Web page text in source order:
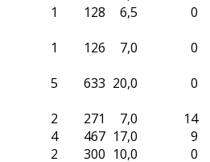
1 128 6,5
0
1 126 7,0
0
5 633 20,0
0
2 271 7,0
14
4 467 17,0
9
2 300 10,0
0